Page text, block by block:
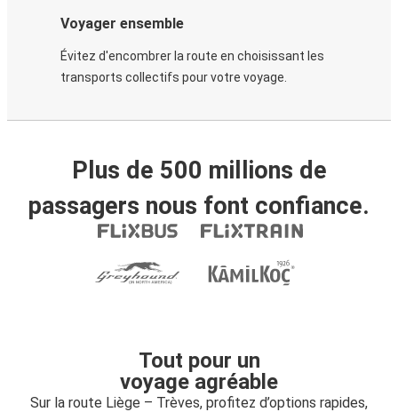
Voyager ensemble
Évitez d'encombrer la route en choisissant les
transports collectifs pour votre voyage.
Plus de 500 millions de
passagers nous font confiance.
Tout pour un
voyage agréable
Sur la route Liège – Trèves, profitez d’options rapides,